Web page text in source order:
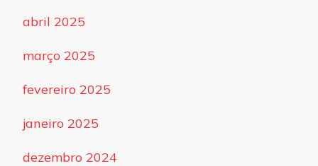
abril 2025
março 2025
fevereiro 2025
janeiro 2025
dezembro 2024